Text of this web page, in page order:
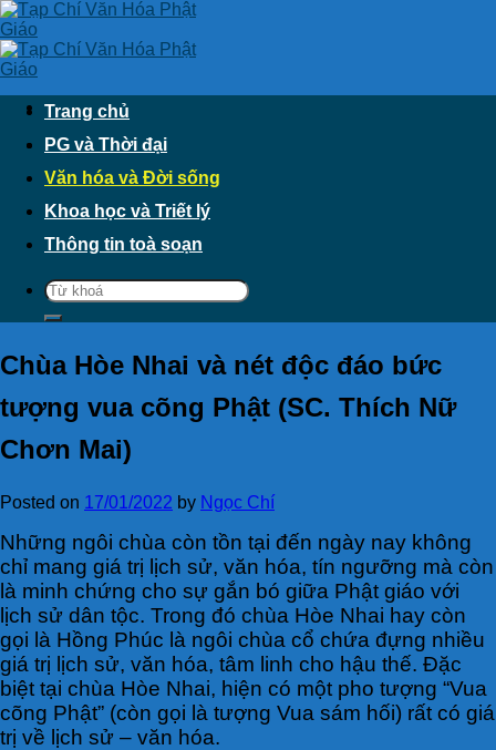
Skip
to
content
Trang chủ
PG và Thời đại
Văn hóa và Đời sống
Khoa học và Triết lý
Thông tin toà soạn
Chùa Hòe Nhai và nét độc đáo bức
tượng vua cõng Phật (SC. Thích Nữ
Chơn Mai)
Posted on 17/01/2022 by Ngọc Chí
Những ngôi chùa còn tồn tại đến ngày nay không
chỉ mang giá trị lịch sử, văn hóa, tín ngưỡng mà còn
là minh chứng cho sự gắn bó giữa Phật giáo với
lịch sử dân tộc. Trong đó chùa Hòe Nhai hay còn
gọi là Hồng Phúc là ngôi chùa cổ chứa đựng nhiều
giá trị lịch sử, văn hóa, tâm linh cho hậu thế. Đặc
biệt tại chùa Hòe Nhai, hiện có một pho tượng “Vua
cõng Phật” (còn gọi là tượng Vua sám hối) rất có giá
trị về lịch sử – văn hóa.